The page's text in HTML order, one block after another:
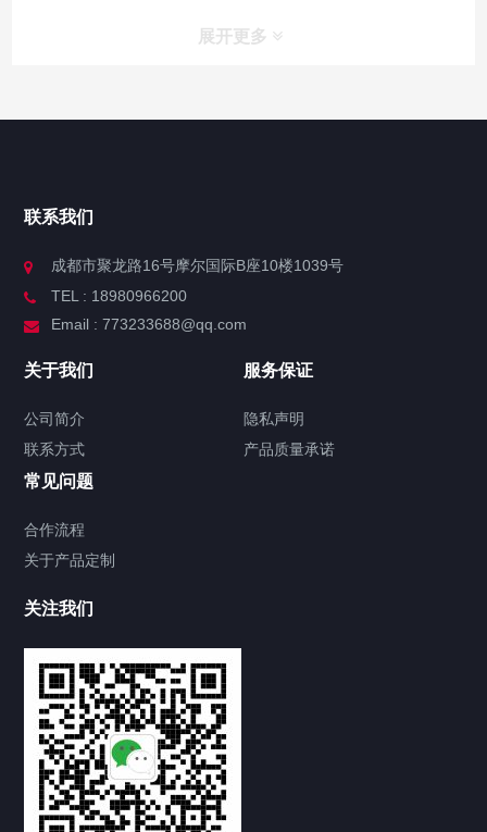
展开更多
联系我们
成都市聚龙路16号摩尔国际B座10楼1039号
TEL : 18980966200
Email : 773233688@qq.com
关于我们
公司简介
联系方式
服务保证
隐私声明
产品质量承诺
常见问题
合作流程
关于产品定制
关注我们